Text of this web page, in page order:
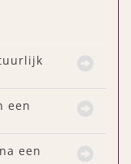
een
een